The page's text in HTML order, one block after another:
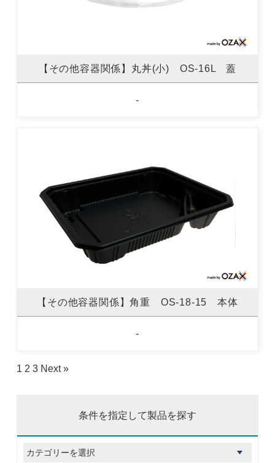
【その他容器関係】丸丼(小) OS-16L 蓋
-
【その他容器関係】角重 OS-18-15 本体
-
1 2 3 Next »
条件を指定して製品を探す